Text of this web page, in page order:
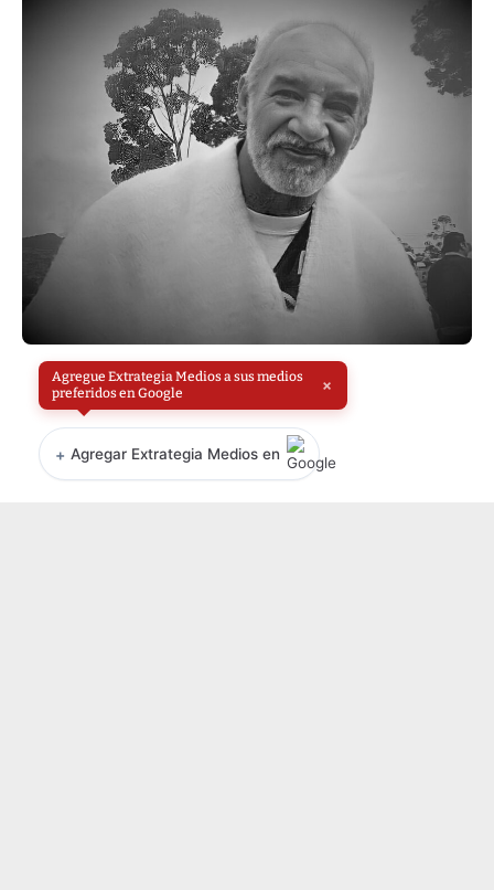
Agregue Extrategia Medios a sus medios
preferidos en Google
×
+ Agregar Extrategia Medios en